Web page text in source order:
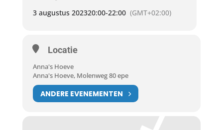
3 augustus 202320:00-22:00 (GMT+02:00)
Locatie
Anna's Hoeve
Anna's Hoeve, Molenweg 80 epe
ANDERE EVENEMENTEN